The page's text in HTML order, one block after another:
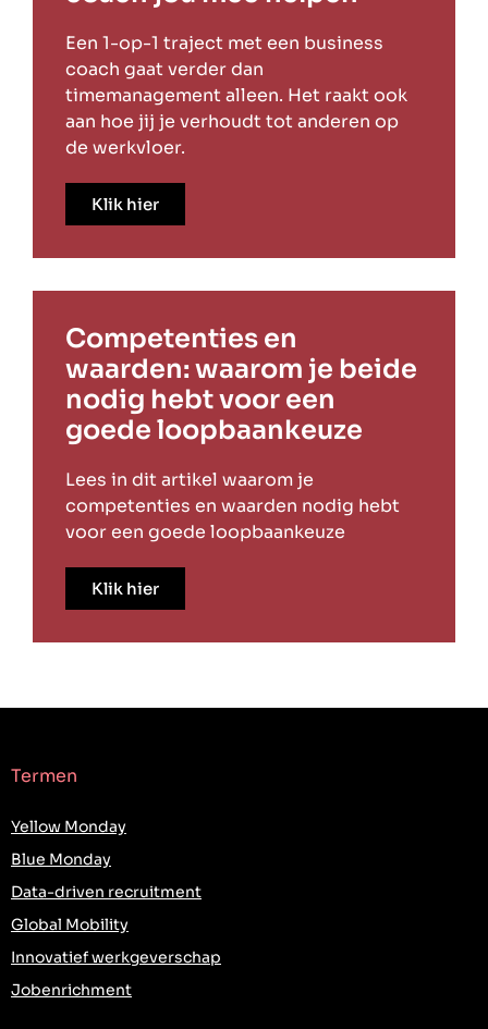
Een 1-op-1 traject met een business
coach gaat verder dan
timemanagement alleen. Het raakt ook
aan hoe jij je verhoudt tot anderen op
de werkvloer.
Klik hier
Competenties en
waarden: waarom je beide
nodig hebt voor een
goede loopbaankeuze
Lees in dit artikel waarom je
competenties en waarden nodig hebt
voor een goede loopbaankeuze
Klik hier
Termen
Yellow Monday
Blue Monday
Data-driven recruitment
Global Mobility
Innovatief werkgeverschap
Jobenrichment